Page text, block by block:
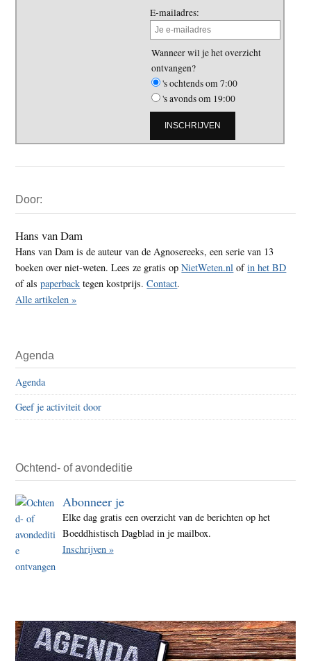
E-mailadres:
Wanneer wil je het overzicht
ontvangen?
's ochtends om 7:00
's avonds om 19:00
Sidebar
Door:
Hans van Dam
Hans van Dam is de auteur van de Agnosereeks, een serie van 13
boeken over niet-weten. Lees ze gratis opNietWeten.nl ofin het BD
of alspaperback tegen kostprijs.Contact.
Alle artikelen »
Agenda
Agenda
Geef je activiteit door
Ochtend- of avondeditie
Abonneer je
Elke dag gratis een overzicht van de berichten op het
Boeddhistisch Dagblad in je mailbox.
Inschrijven »